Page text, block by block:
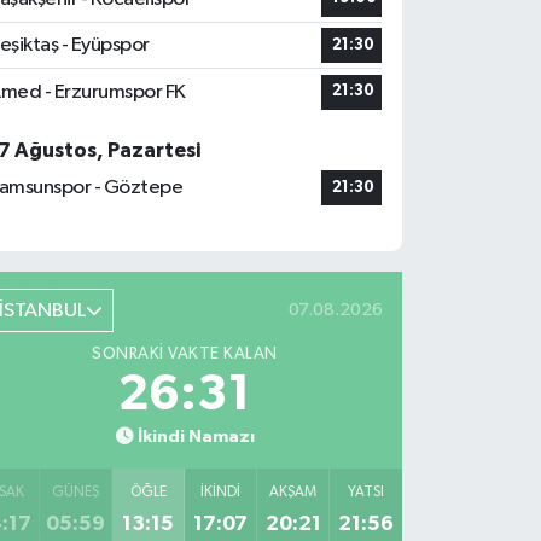
- Eyüpspor 21:30
- Erzurumspor FK 21:30
Ağustos, Pazartesi
- Göztepe
21:30
İSTANBUL 07.08.2026
SONRAKI VAKTE KALAN
26:30
İkindi Namazı
GÜNEŞ
05:59
ÖĞLE
13:15
İKINDI
17:07
AKŞAM
20:21
YATSI
21:56